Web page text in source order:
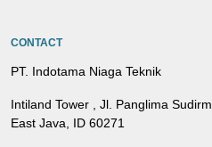
CONTACT
PT. Indotama Niaga Teknik
Intiland Tower , Jl. Panglima
East Java, ID 60271